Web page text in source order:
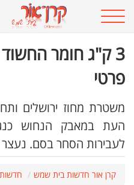
3 ק"ג חומר
פרטי
משטרת מחוז ירושלים
העת במאבק הנחוש
לעבירות הסחר בסם. נעצר
קרן אור חדשות בית שמש חדשות